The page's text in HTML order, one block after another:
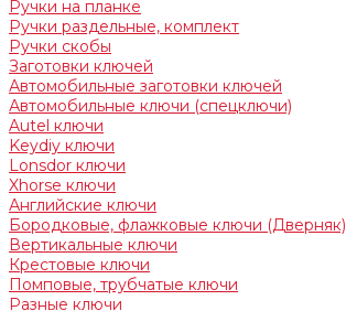
Ручки на планке
Ручки раздельные, комплект
Ручки скобы
Заготовки ключей
Автомобильные заготовки ключей
Автомобильные ключи (спецключи)
Autel ключи
Keydiy ключи
Lonsdor ключи
Xhorse ключи
Английские ключи
Бородковые, флажковые ключи (Дверняк)
Вертикальные ключи
Крестовые ключи
Помповые, трубчатые ключи
Разные ключи